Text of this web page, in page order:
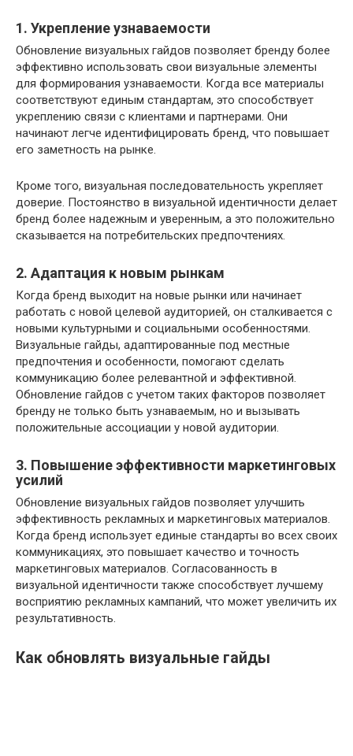
1. Укрепление узнаваемости
Обновление визуальных гайдов позволяет бренду более
эффективно использовать свои визуальные элементы
для формирования узнаваемости. Когда все материалы
соответствуют единым стандартам, это способствует
укреплению связи с клиентами и партнерами. Они
начинают легче идентифицировать бренд, что повышает
его заметность на рынке.
Кроме того, визуальная последовательность укрепляет
доверие. Постоянство в визуальной идентичности делает
бренд более надежным и уверенным, а это положительно
сказывается на потребительских предпочтениях.
2. Адаптация к новым рынкам
Когда бренд выходит на новые рынки или начинает
работать с новой целевой аудиторией, он сталкивается с
новыми культурными и социальными особенностями.
Визуальные гайды, адаптированные под местные
предпочтения и особенности, помогают сделать
коммуникацию более релевантной и эффективной.
Обновление гайдов с учетом таких факторов позволяет
бренду не только быть узнаваемым, но и вызывать
положительные ассоциации у новой аудитории.
3. Повышение эффективности маркетинговых
усилий
Обновление визуальных гайдов позволяет улучшить
эффективность рекламных и маркетинговых материалов.
Когда бренд использует единые стандарты во всех своих
коммуникациях, это повышает качество и точность
маркетинговых материалов. Согласованность в
визуальной идентичности также способствует лучшему
восприятию рекламных кампаний, что может увеличить их
результативность.
Как обновлять визуальные гайды